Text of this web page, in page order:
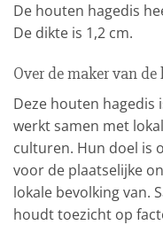
De houten hagedis
De dikte is 1,2 cm.
Over de maker van
Deze houten hagedis
werkt samen met
culturen. Hun doel is
voor de plaatselijke
lokale bevolking van.
houdt toezicht op